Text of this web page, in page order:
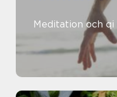
Meditation och